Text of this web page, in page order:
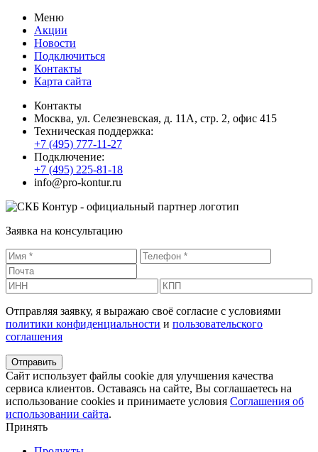
Меню
Акции
Новости
Подключиться
Контакты
Карта сайта
Контакты
Москва, ул. Селезневская, д. 11А, стр. 2, офис 415
Техническая поддержка:
+7 (495) 777-11-27
Подключение:
+7 (495) 225-81-18
info@pro-kontur.ru
Заявка на консультацию
Отправляя заявку, я выражаю своё согласие с условиями
политики конфиденциальности и пользовательского
соглашения
Сайт использует файлы cookie для улучшения качества
сервиса клиентов. Оставаясь на сайте, Вы соглашаетесь на
использование cookies и принимаете условия Соглашения об
использовании сайта.
Принять